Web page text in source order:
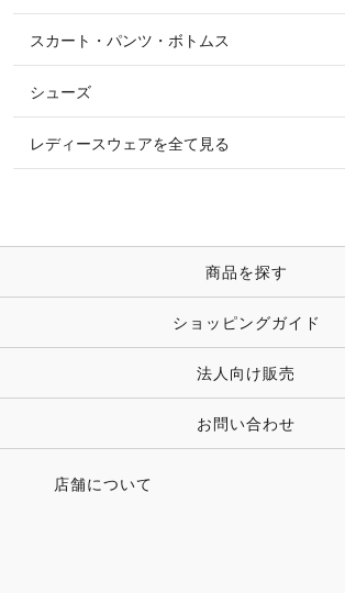
シャツ・ブラウス・ワンピース
ベルト
マフラー・スカーフ・ストール・スヌード
時計・財布・キーケース・革小物
キーホルダー・チャーム・ストラップ
リング
ピアス・イヤリング
ピン・ブローチ・コサージュ
その他 アクセサリー
スカート・パンツ・ボトムス
シューズ
レディースウェアを全て見る
商品を探す
ショッピングガイド
法人向け販売
お問い合わせ
店舗について